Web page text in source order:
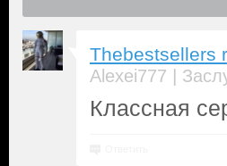
Thebestsellers
Alexei777 |
Классная